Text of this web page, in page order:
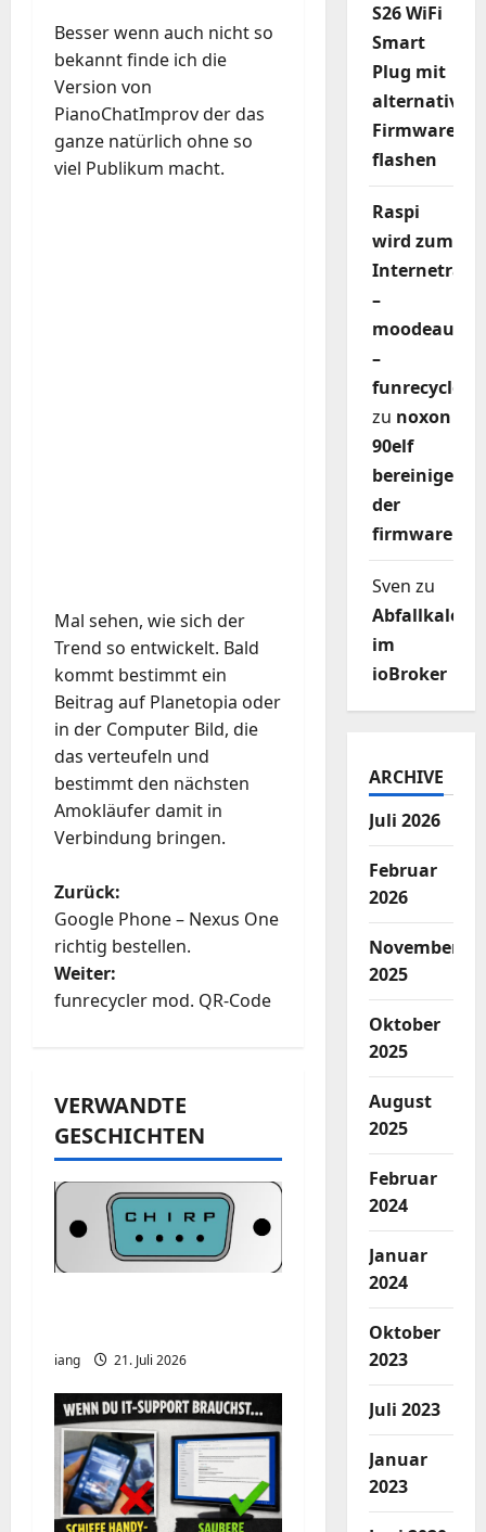
Besser wenn auch nicht so
bekannt finde ich die
Version von
PianoChatImprov der das
ganze natürlich ohne so
viel Publikum macht.
Mal sehen, wie sich der
Trend so entwickelt. Bald
kommt bestimmt ein
Beitrag auf Planetopia oder
in der Computer Bild, die
das verteufeln und
bestimmt den nächsten
Amokläufer damit in
Verbindung bringen.
B
e
i
a
g
n
v
i
g
a
Zurück:
Google Phone – Nexus One
richtig bestellen.
Weiter:
funrecycler mod. QR-Code
VERWANDTE
GESCHICHTEN
iang 21. Juli 2026
S26 WiFi
Smart
Plug mit
alternativer
Firmware
flashen
Raspi
wird zum
–
moodeaudio
–
funrecycler
zu noxon
90elf
bereinigen
der
firmware
Sven zu
im
ioBroker
ARCHIVE
Juli 2026
Februar
2026
November
2025
Oktober
2025
August
2025
Februar
2024
Januar
2024
Oktober
2023
Juli 2023
Januar
2023